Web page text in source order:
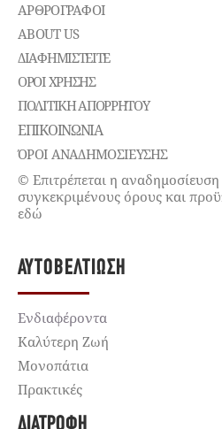
ΑΡΘΡΟΓΡΑΦΟΙ
ABOUT US
ΔΙΑΦΗΜΙΣΤΕΊΤΕ
ΌΡΟΙ ΧΡΉΣΗΣ
ΠΟΛΙΤΙΚΉ ΑΠΟΡΡΉΤΟΥ
ΕΠΙΚΟΙΝΩΝΊΑ
ΌΡΟΙ ΑΝΑΔΗΜΟΣΙΕΥΣΗΣ
© Επιτρέπεται η
συγκεκριμένους όρους και
εδώ
ΑΥΤΟΒΕΛΤΊΩΣΗ
Ενδιαφέροντα
Καλύτερη Ζωή
Μονοπάτια
Πρακτικές